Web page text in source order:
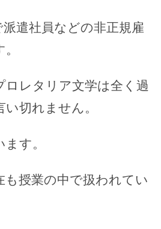
遣社員などの非正規雇
ロレタリア文学は全く過
切れません。
す。
も授業の中で扱われてい